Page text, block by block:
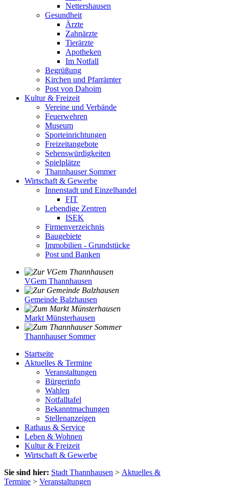
Nettershausen
Gesundheit
Ärzte
Zahnärzte
Tierärzte
Apotheken
Im Notfall
Begrüßung
Kirchen und Pfarrämter
Post von Dahoim
Kultur & Freizeit
Vereine und Verbände
Feuerwehren
Museum
Sporteinrichtungen
Freizeitangebote
Sehenswürdigkeiten
Spielplätze
Thannhauser Sommer
Wirtschaft & Gewerbe
Innenstadt und Einzelhandel
FIT
Lebendige Zentren
ISEK
Firmenverzeichnis
Baugebiete
Immobilien - Grundstücke
Post und Banken
VGem Thannhausen
Gemeinde Balzhausen
Markt Münsterhausen
Thannhauser Sommer
Startseite
Aktuelles & Termine
Veranstaltungen
Bürgerinfo
Wahlen
Notfalltafel
Bekanntmachungen
Stellenanzeigen
Rathaus & Service
Leben & Wohnen
Kultur & Freizeit
Wirtschaft & Gewerbe
Sie sind hier: Stadt Thannhausen > Aktuelles &
Termine > Veranstaltungen